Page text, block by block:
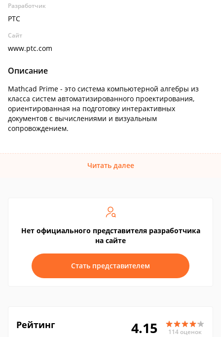
Разработчик
PTC
Сайт
www.ptc.com
Описание
Mathcad Prime - это система компьютерной алгебры из
класса систем автоматизированного проектирования,
ориентированная на подготовку интерактивных
документов с вычислениями и визуальным
сопровождением.
Читать далее
Нет официального представителя разработчика
на сайте
Стать представителем
Рейтинг 4.15 114 оценок